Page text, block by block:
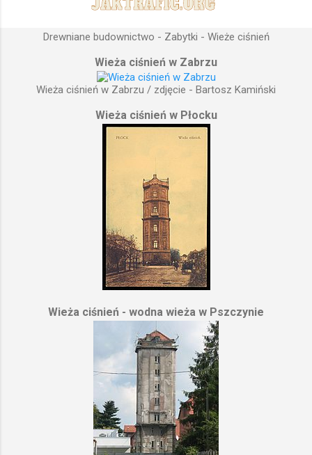
Drewniane budownictwo - Zabytki - Wieże ciśnień
Wieża ciśnień w Zabrzu
Wieża ciśnień w Zabrzu / zdjęcie - Bartosz Kamiński
Wieża ciśnień w Płocku
Wieża ciśnień - wodna wieża w Pszczynie